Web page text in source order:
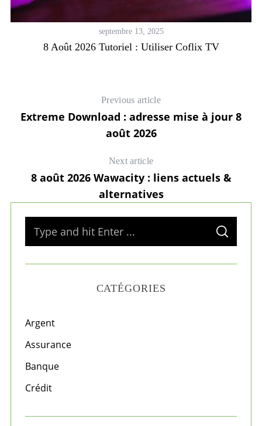
septembre 13, 2025
8 Août 2026 Tutoriel : Utiliser Coflix TV
Previous article
Extreme Download : adresse mise à jour 8
août 2026
Next article
8 août 2026 Wawacity : liens actuels &
alternatives
f
o
:
S
A
C
CATÉGORIES
Argent
Assurance
Banque
Crédit